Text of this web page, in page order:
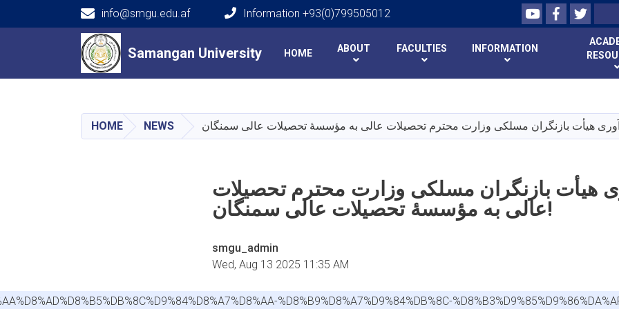
main
content
Samangan University
info@smgu.edu.af Information +93(0)799505012 YoutubeFacebookTwitter
Search
Main navigation
Samangan University HOME ABOUT FACULTIES INFORMATION
HOME NEWS
هیأت بازنگران مسلکی وزارت محترم تحصیلات
عالی به مؤسسهٔ تحصیلات عالی سمنگان!
smgu_admin
Wed, Aug 13 2025 11:35 AM
%D8%B9%D8%A7%D9%84%DB%8C-